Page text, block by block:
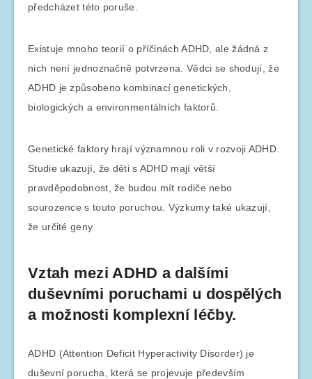
předcházet této poruše.
Existuje mnoho teorií o příčinách ADHD, ale žádná z
nich není jednoznačně potvrzena. Vědci se shodují, že
ADHD je způsobeno kombinací genetických,
biologických a environmentálních faktorů.
Genetické faktory hrají významnou roli v rozvoji ADHD.
Studie ukazují, že děti s ADHD mají větší
pravděpodobnost, že budou mít rodiče nebo
sourozence s touto poruchou. Výzkumy také ukazují,
že určité geny
Vztah mezi ADHD a dalšími
duševními poruchami u dospělých
a možnosti komplexní léčby.
ADHD (Attention Deficit Hyperactivity Disorder) je
duševní porucha, která se projevuje především